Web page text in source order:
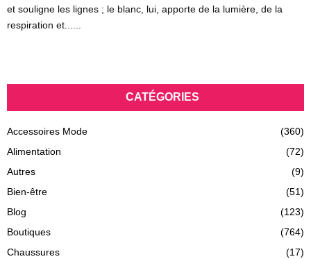
et souligne les lignes ; le blanc, lui, apporte de la lumière, de la
respiration et......
CATÉGORIES
Accessoires Mode
(360)
Alimentation
(72)
Autres
(9)
Bien-être
(51)
Blog
(123)
Boutiques
(764)
Chaussures
(17)